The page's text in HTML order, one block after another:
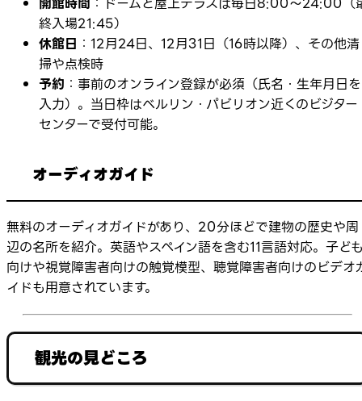
終入場21:45）
休館日 ：12月24日、12月31日（16時以降）、その他清
掃や点検時
予約 ：事前のオンライン登録が必須（氏名・生年月日を
入力）。当日枠はベルリン・パビリオン近くのビジター
センターで受付可能。
オーディオガイド
無料のオーディオガイドがあり、20分ほどで建物の歴史や周
辺の名所を紹介。英語やスペイン語を含む11言語対応。子ど
向けや視覚障害者向けの触覚模型、聴覚障害者向けのビデオ
イドも用意されています。
観光の見どころ